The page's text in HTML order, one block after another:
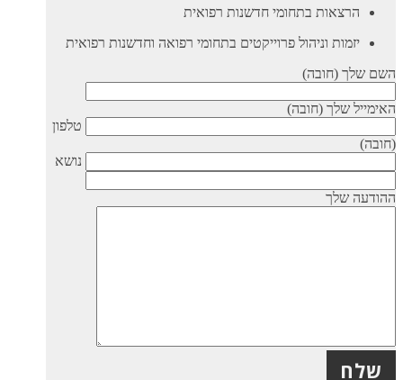
הרצאות בתחומי חדשנות רפואית
יזמות וניהול פרוייקטים בתחומי רפואה וחדשנות רפואית
השם שלך (חובה)
האימייל שלך (חובה)
טלפון
(חובה)
נושא
ההודעה שלך